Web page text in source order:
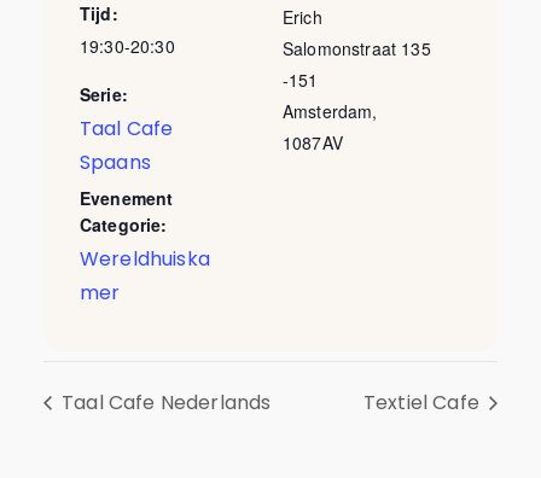
Tijd:
19:30-20:30
Serie:
Taal Cafe
Spaans
Evenement
Categorie:
Wereldhuiska
mer
Erich
Salomonstraat 135
-151
Amsterdam,
1087AV
Taal Cafe Nederlands Textiel Cafe